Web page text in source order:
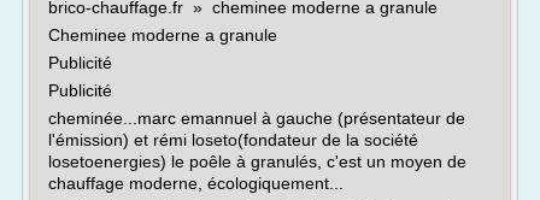
brico-chauffage.fr » cheminee moderne a granule
Cheminee moderne a granule
Publicité
Publicité
cheminée...marc emannuel à gauche (présentateur de
l'émission) et rémi loseto(fondateur de la société
losetoenergies) le poêle à granulés, c'est un moyen de
chauffage moderne, écologiquement...